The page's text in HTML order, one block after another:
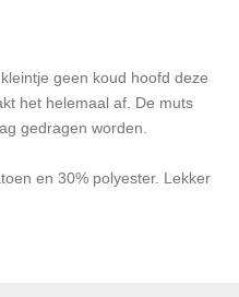
geen koud hoofd deze
het helemaal af. De muts
gedragen worden.
en 30% polyester. Lekker